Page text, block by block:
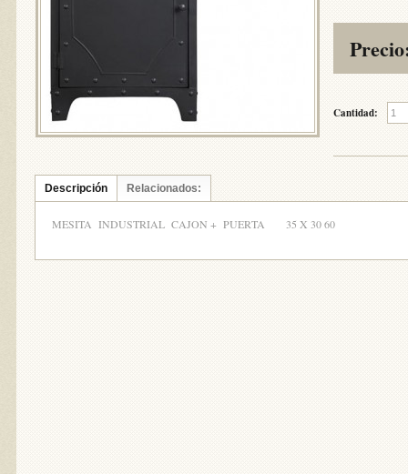
Cantidad:
Descripción Relacionados:
MESITA INDUSTRIAL CAJON + PUERTA 35 X 30 60